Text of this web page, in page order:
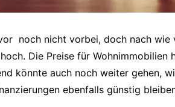
noch nicht vorbei, doch nach wie
Die Preise für Wohnimmobilien
könnte auch noch weiter gehen,
ebenfalls günstig